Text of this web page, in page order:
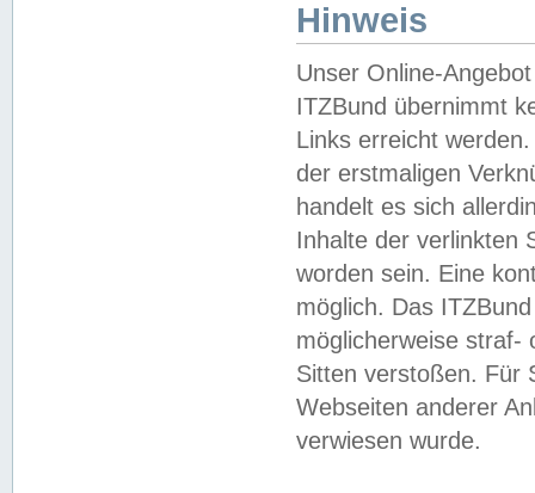
Hinweis
Unser Online-
ITZBund übernimmt
Links erreicht
der erstmaligen
handelt es sich
Inhalte der verlinkten
worden sein. Eine
möglich. Das
möglicherweise straf-
Sitten verstoßen. Für
Webseiten anderer
verwiesen wurde.